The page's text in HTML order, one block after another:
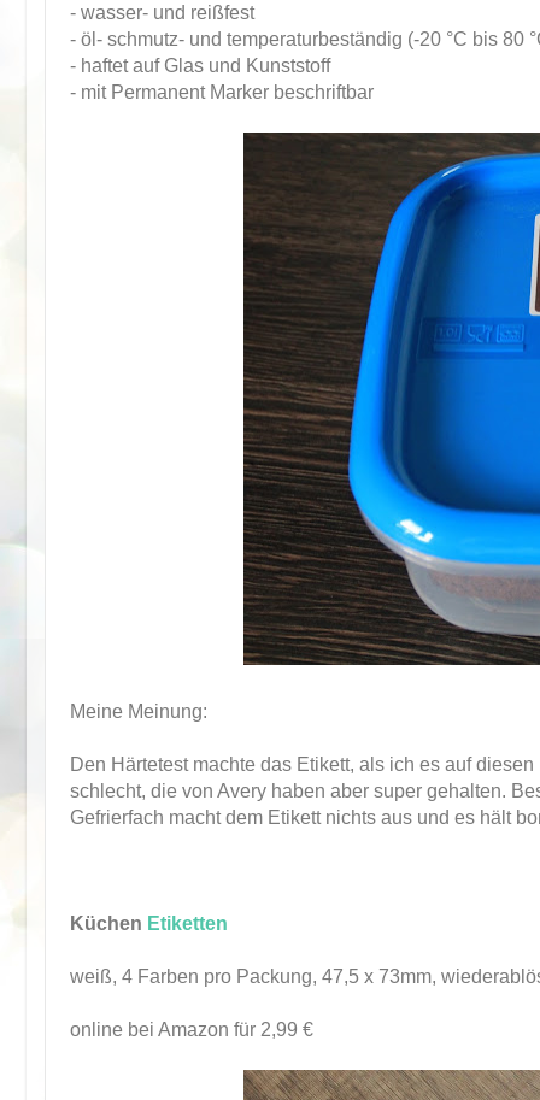
- wasser- und reißfest
- öl- schmutz- und temperaturbeständig (-20 °C bis 80
- haftet auf Glas und Kunststoff
- mit Permanent Marker beschriftbar
Meine Meinung:
Den Härtetest machte das Etikett, als ich es auf
schlecht, die von Avery haben aber super gehalten.
Gefrierfach macht dem Etikett nichts aus und es hält
Küchen Etiketten
weiß, 4 Farben pro Packung, 47,5 x 73mm,
online bei Amazon für 2,99 €